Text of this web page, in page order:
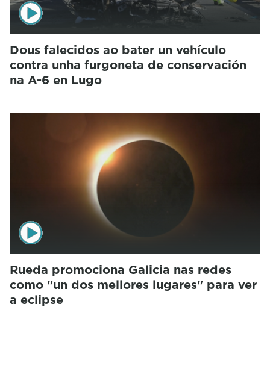
Dous falecidos ao bater un vehículo
contra unha furgoneta de conservación
na A-6 en Lugo
Rueda promociona Galicia nas redes
como "un dos mellores lugares" para ver
a eclipse